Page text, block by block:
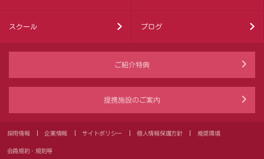
スクール ブログ
ご紹介特典
提携施設のご案内
採用情報 企業情報 サイトポリシー 個人情報保護方針 推奨環境
会員規約・規則等